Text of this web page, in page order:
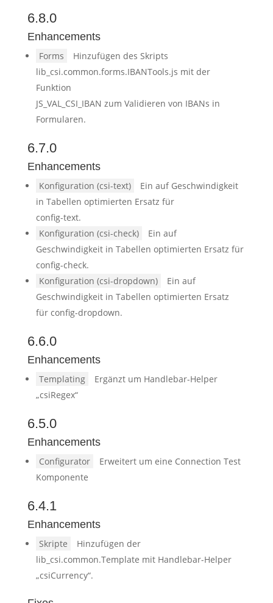
6.8.0
Enhancements
Forms
Hinzufügen des Skripts
lib_csi.common.forms.IBANTools.js mit der
Funktion
JS_VAL_CSI_IBAN zum Validieren von IBANs in
Formularen.
6.7.0
Enhancements
Konfiguration (csi-text)
Ein auf Geschwindigkeit
in Tabellen optimierten Ersatz für
config-text.
Konfiguration (csi-check)
Ein auf
Geschwindigkeit in Tabellen optimierten Ersatz für
config-check.
Konfiguration (csi-dropdown)
Ein auf
Geschwindigkeit in Tabellen optimierten Ersatz
für config-dropdown.
6.6.0
Enhancements
Templating
Ergänzt um Handlebar-Helper
„csiRegex“
6.5.0
Enhancements
Configurator
Erweitert um eine Connection Test
Komponente
6.4.1
Enhancements
Skripte
Hinzufügen der
lib_csi.common.Template mit Handlebar-Helper
„csiCurrency“.